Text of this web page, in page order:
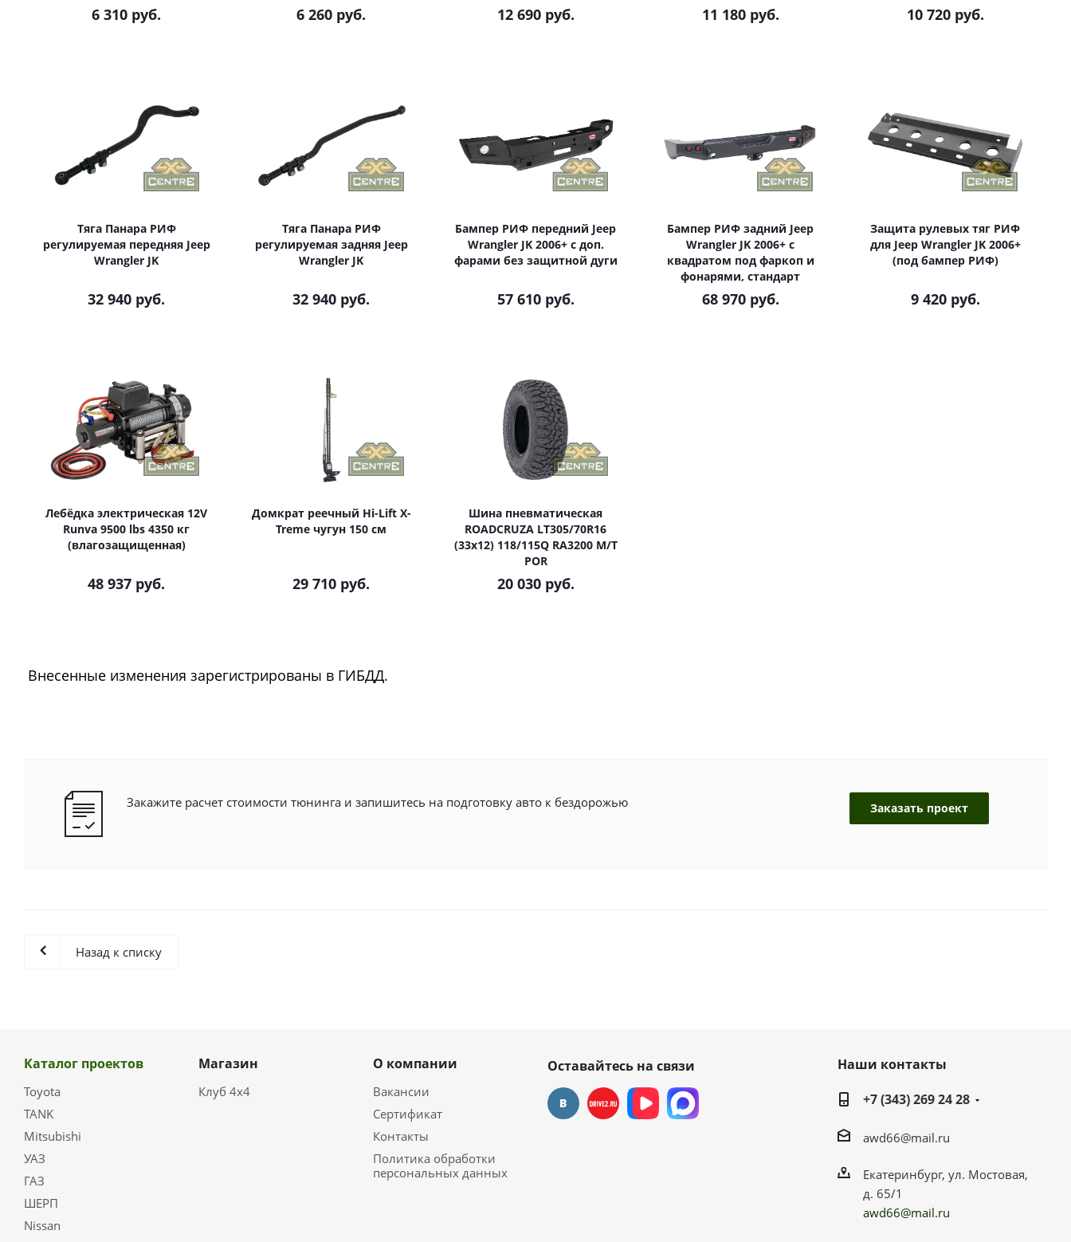
6 310 руб. 6 260 руб. 12 690 руб. 11 180 руб. 10 720 руб.
Тяга Панара РИФ
регулируемая передняя Jeep
Wrangler JK
32 940 руб.
Тяга Панара РИФ
регулируемая задняя Jeep
Wrangler JK
32 940 руб.
Бампер РИФ передний Jeep
Wrangler JK 2006+ с доп.
фарами без защитной дуги
57 610 руб.
Бампер РИФ задний Jeep
Wrangler JK 2006+ с
квадратом под фаркоп и
фонарями, стандарт
68 970 руб.
Защита рулевых тяг РИФ
для Jeep Wrangler JK 2006+
(под бампер РИФ)
9 420 руб.
Лебёдка электрическая 12V
Runva 9500 lbs 4350 кг
(влагозащищенная)
48 937 руб.
Домкрат реечный Hi-Lift X-
Treme чугун 150 см
29 710 руб.
Шина пневматическая
ROADCRUZA LT305/70R16
(33x12) 118/115Q RA3200 M/T
POR
20 030 руб.
Внесенные изменения зарегистрированы в ГИБДД.
Закажите расчет стоимости тюнинга и запишитесь на подготовку авто к бездорожью Заказать проект
Назад к списку
Каталог проектов
Toyota
TANK
Mitsubishi
УАЗ
ГАЗ
ШЕРП
Nissan
Магазин
Клуб 4х4
О компании
Вакансии
Сертификат
Контакты
Политика обработки
персональных данных
Оставайтесь на связи
Наши контакты
+7 (343) 269 24 28
awd66@mail.ru
Екатеринбург, ул. Мостовая,
д. 65/1
awd66@mail.ru